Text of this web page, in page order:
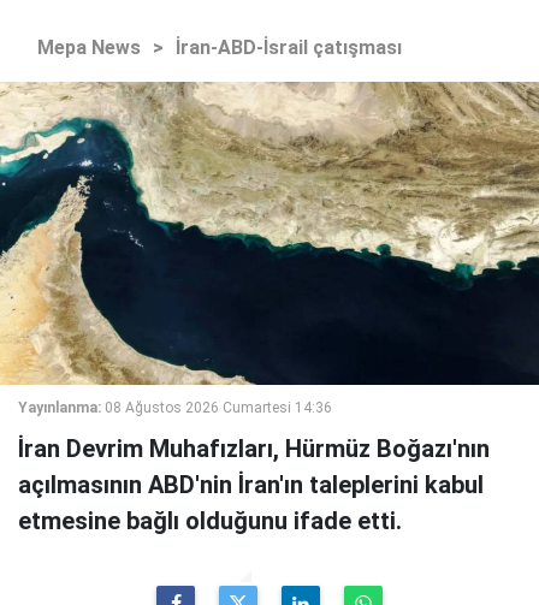
Mepa News > İran-ABD-İsrail çatışması
Yayınlanma: 08 Ağustos 2026 Cumartesi 14:36
İran Devrim Muhafızları, Hürmüz Boğazı'nın
açılmasının ABD'nin İran'ın taleplerini kabul
etmesine bağlı olduğunu ifade etti.